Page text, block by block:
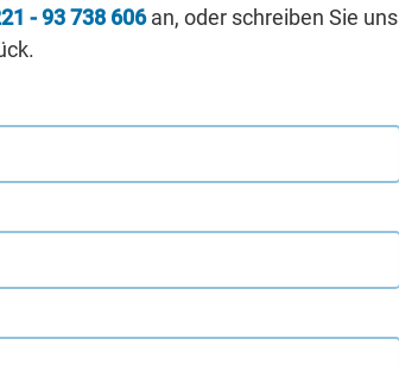
- 93 738 606an, oder schreiben Sie uns